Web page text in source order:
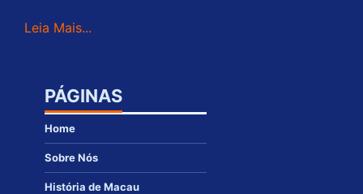
Leia Mais...
PÁGINAS
Home
Sobre Nós
História de Macau